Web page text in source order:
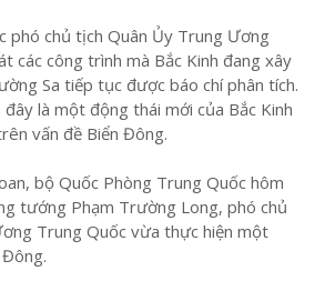
phó chủ tịch Quân Ủy Trung Ương
các công trình mà Bắc Kinh đang xây
Sa tiếp tục được báo chí phân tích.
là một động thái mới của Bắc Kinh
vấn đề Biển Đông.
bộ Quốc Phòng Trung Quốc hôm
tướng Phạm Trường Long, phó chủ
Trung Quốc vừa thực hiện một